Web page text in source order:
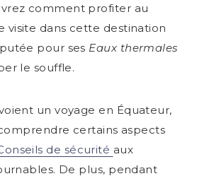
comment profiter au
visite dans cette destination
pour ses Eaux thermales
le souffle.
un voyage en Équateur,
certains aspects
de sécurité aux
De plus, pendant